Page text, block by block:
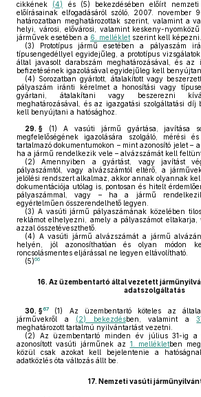
cikkének (4)
és (5) bekezdésében előírt nemzeti
előírásainak elfogadásáról szóló, 2007. november
határozatban meghatározottak szerint, valamint a
helyi, városi, elővárosi, valamint keskeny-
járművek esetében a 6. melléklet szerint kell képezni.
(3) Prototípus jármű esetében a pályaszám
típusengedéllyel egyidejűleg, a prototípus
által javasolt darabszám meghatározásával, és az
befizetésének igazolásával egyidejűleg kell
(4) Sorozatban gyártott, átalakított vagy
pályaszám iránti kérelmet a honosítási vagy
gyártani, átalakítani vagy beszerezni
meghatározásával, és az igazgatási szolgáltatási díj
kell benyújtani a hatósághoz.
29. § (1) A vasúti jármű gyártása, javítása
megfelelőségének igazolására szolgáló, mérési
tartalmazó dokumentumokon – mint azonosító jelet –
ha a jármű rendelkezik vele – alvázszámát kell
(2) Amennyiben a gyártást, vagy javítást
pályaszámtól, vagy alvázszámtól eltérő, a
jelölési rendszert alkalmaz, akkor annak olyannak
dokumentációja utólag is, pontosan és hitelt
pályaszámmal, vagy – ha a jármű
egyértelműen összerendelhető legyen.
(3) A vasúti jármű pályaszámának közelében
reklámot elhelyezni, amely a pályaszámot
azzal összetéveszthető.
(4) A vasúti jármű alvázszámát a jármű
helyén, jól azonosíthatóan és olyan módon
roncsolásmentes eljárással ne legyen eltávolítható.
(5)66
16. Az üzembentartó által vezetett
adatszolgáltatás
30. §67 (1)
Az üzembentartó köteles az
járművekről a (2) bekezdésben, valamint a
meghatározott tartalmú nyilvántartást vezetni.
(2) Az üzembentartó minden év július 31-ig a
azonosított vasúti járműnek az 1. mellékletben
közül csak azokat kell bejelentenie a
adatközlés óta változás állt be.
17. Nemzeti vasúti